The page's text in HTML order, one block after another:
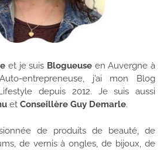
et je suis Blogueuse en Auvergne à
entrepreneuse, j’ai mon Blog
depuis 2012. Je suis aussi
et Conseillère Guy Demarle.
de produits de beauté, de
de vernis à ongles, de bijoux, de